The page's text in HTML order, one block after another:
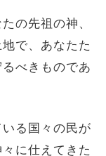
の先祖の神、
で、あなたた
べきものであ
る国々の民が
に仕えてきた